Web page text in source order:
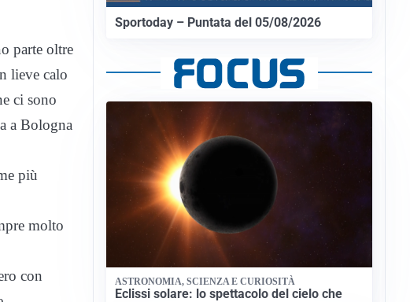
parte oltre
lieve calo
ci sono
a Bologna
più
molto
con
Sportoday – Puntata del 05/08/2026
ASTRONOMIA, SCIENZA E CURIOSITÀ
Eclissi solare: lo spettacolo del cielo che